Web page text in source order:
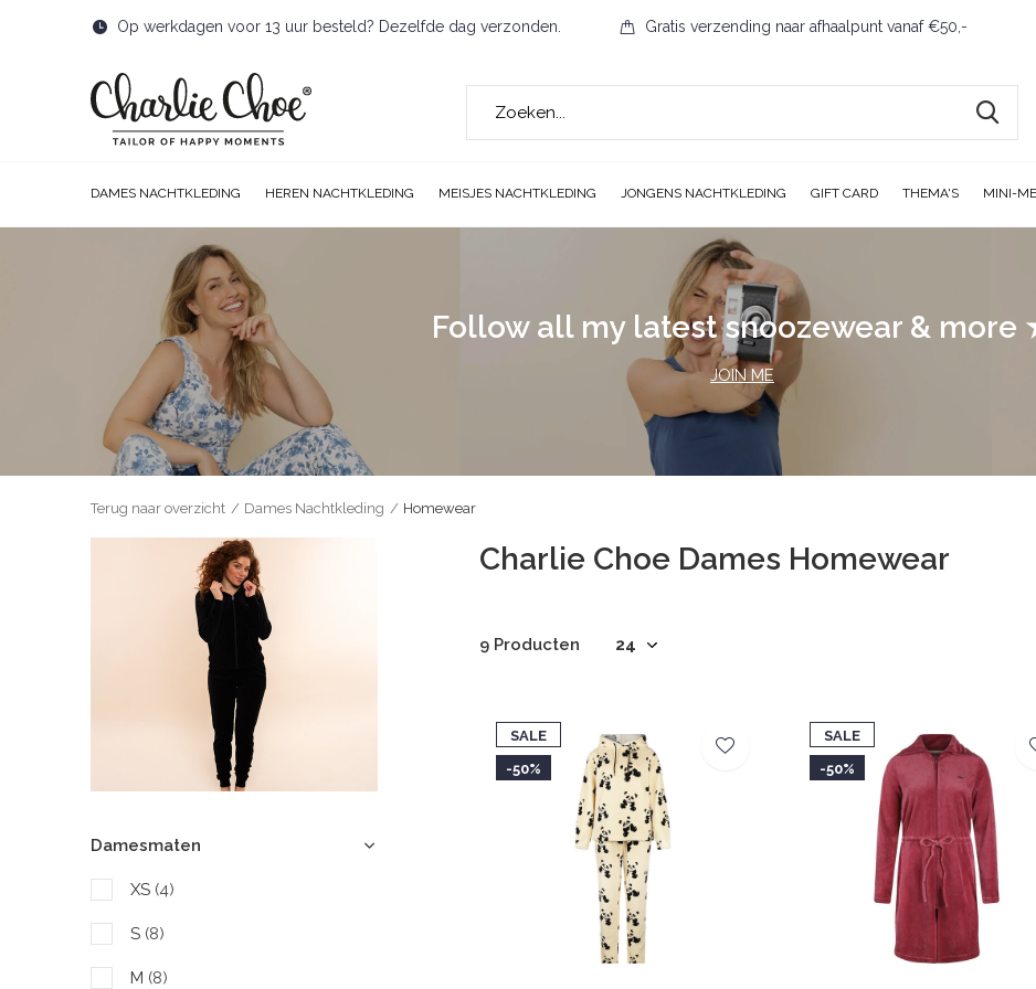
DAMES NACHTKLEDING HEREN NACHTKLEDING MEISJES NACHTKLEDING JONGENS NACHTKLEDING GIFT CARD THEMA'S MINI-
Op werkdagen voor 13 uur besteld? Dezelfde dag verzonden. Gratis verzending naar afhaalpunt vanaf €50,-
Follow all my latest snoozewear & more
JOIN ME
Terug naar overzicht Dames Nachtkleding Homewear
Charlie Choe Dames Homewear
9 Producten
SALE
-50%
SALE
-50%
Damesmaten
XS (4)
S (8)
M (8)